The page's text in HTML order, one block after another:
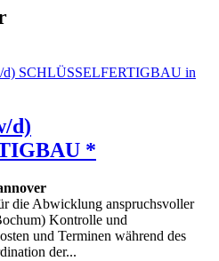
d)
*
die Abwicklung anspruchsvoller
Kontrolle und
und Terminen während des
der...